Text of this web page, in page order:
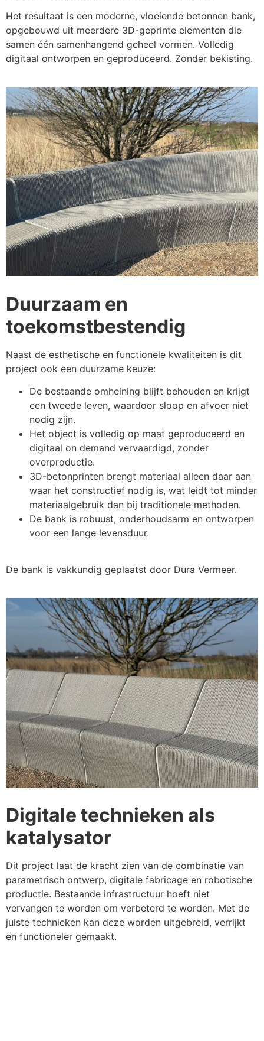
Het resultaat is een moderne, vloeiende betonnen bank,
opgebouwd uit meerdere 3D-geprinte elementen die
samen één samenhangend geheel vormen. Volledig
digitaal ontworpen en geproduceerd. Zonder bekisting.
Duurzaam en
toekomstbestendig
Naast de esthetische en functionele kwaliteiten is dit
project ook een duurzame keuze:
De bestaande omheining blijft behouden en krijgt
een tweede leven, waardoor sloop en afvoer niet
nodig zijn.
Het object is volledig op maat geproduceerd en
digitaal on demand vervaardigd, zonder
overproductie.
3D-betonprinten brengt materiaal alleen daar aan
waar het constructief nodig is, wat leidt tot minder
materiaalgebruik dan bij traditionele methoden.
De bank is robuust, onderhoudsarm en ontworpen
voor een lange levensduur.
De bank is vakkundig geplaatst door Dura Vermeer.
Digitale technieken als
katalysator
Dit project laat de kracht zien van de combinatie van
parametrisch ontwerp, digitale fabricage en robotische
productie. Bestaande infrastructuur hoeft niet
vervangen te worden om verbeterd te worden. Met de
juiste technieken kan deze worden uitgebreid, verrijkt
en functioneler gemaakt.